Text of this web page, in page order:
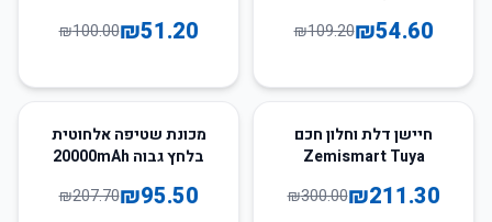
₪54.60
₪109.20
₪51.20
₪100.00
30חיישן דלת וחלון חכם
Zemismart Tuya
₪211.30
₪300.00
54
מכונת שטיפה אלחוטית
בלחץ גבוה 20000mAh
₪95.50
₪207.70